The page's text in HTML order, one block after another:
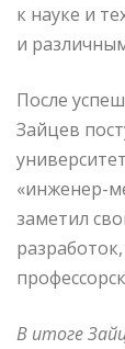
к науке и
и
После
Зайцев
«инженер-
заметил
В итоге